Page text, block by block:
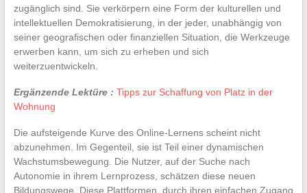
zugänglich sind. Sie verkörpern eine Form der kulturellen und
intellektuellen Demokratisierung, in der jeder, unabhängig von
seiner geografischen oder finanziellen Situation, die Werkzeuge
erwerben kann, um sich zu erheben und sich
weiterzuentwickeln.
Ergänzende Lektüre : Tipps zur Schaffung von Platz in der
Wohnung
Die aufsteigende Kurve des Online-Lernens scheint nicht
abzunehmen. Im Gegenteil, sie ist Teil einer dynamischen
Wachstumsbewegung. Die Nutzer, auf der Suche nach
Autonomie in ihrem Lernprozess, schätzen diese neuen
Bildungswege. Diese Plattformen, durch ihren einfachen Zugang